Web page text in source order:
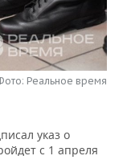
Реальное время
указ о
с 1 апреля